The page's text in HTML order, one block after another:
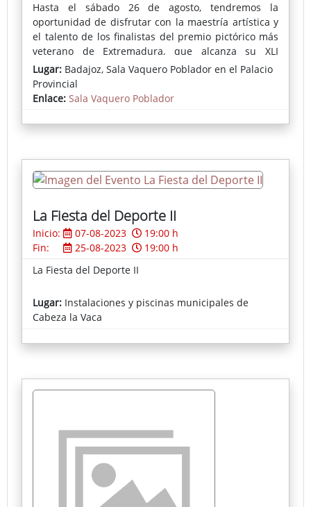
Hasta el sábado 26 de agosto, tendremos la
oportunidad de disfrutar con la maestría artística y
el talento de los finalistas del premio pictórico más
veterano de Extremadura, que alcanza su XLI
edición siendo una referencia ineludible entre los
certámenes pictóricos más importantes de nuestra
provincia.
Lugar: Badajoz, Sala Vaquero Poblador en el Palacio
Provincial
Enlace: Sala Vaquero Poblador
La Fiesta del Deporte II
Inicio: 07-08-2023
19:00 h
Fin:
25-08-2023
19:00 h
La Fiesta del Deporte II
Lugar: Instalaciones y piscinas municipales de
Cabeza la Vaca